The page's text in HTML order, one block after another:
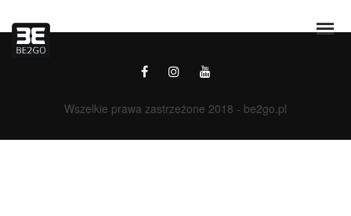
Wszelkie prawa zastrzeżone 2018 - be2go.pl